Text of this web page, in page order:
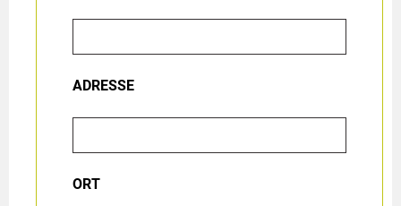
ADRESSE
ORT